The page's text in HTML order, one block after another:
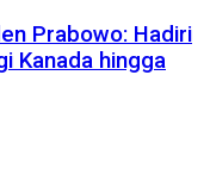
Prabowo: Hadiri
Kanada hingga